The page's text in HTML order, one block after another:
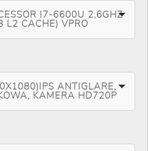
I7-6600U 2,6GHZ
L2 CACHE) VPRO
ANTIGLARE,
KAMERA HD720P